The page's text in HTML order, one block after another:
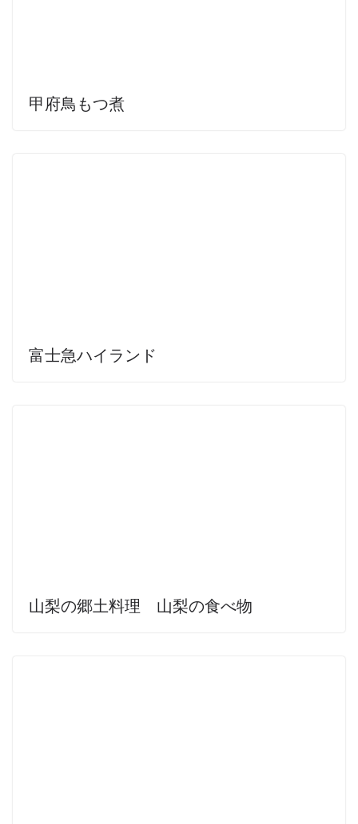
甲府鳥もつ煮
富士急ハイランド
山梨の郷土料理 山梨の食べ物